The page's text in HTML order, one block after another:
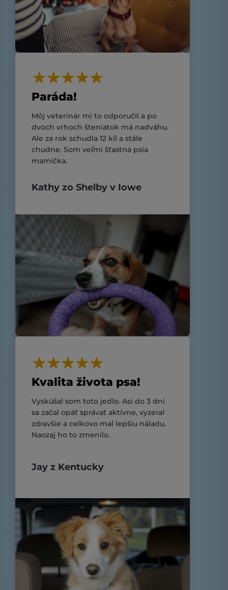
Paráda!
Môj veterinár mi to odporučil a po
dvoch vrhoch šteniatok má nadváhu.
Ale za rok schudla 12 kíl a stále
chudne. Som veľmi šťastná psia
mamička.
Kathy zo Shelby v Iowe
Kvalita života psa!
Vyskúšal som toto jedlo. Asi do 3 dní
sa začal opäť správať aktívne, vyzeral
zdravšie a celkovo mal lepšiu náladu.
Naozaj ho to zmenilo.
Jay z Kentucky